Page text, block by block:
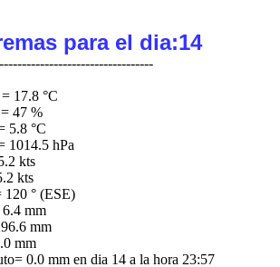
para el dia:14
17.8 °C
47 %
5.8 °C
1014.5 hPa
kts
kts
120 ° (ESE)
mm
mm
mm